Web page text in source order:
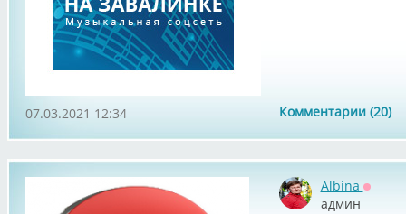
Комментарии (20)
07.03.2021 12:34
Albina
админ